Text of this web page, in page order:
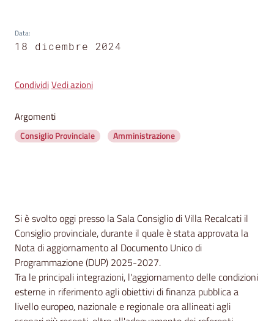
News
Eventi
Seguici
Data:
18 dicembre 2024
CondividiVedi azioni
Argomenti
Consiglio Provinciale Amministrazione
Contenuto
Si è svolto oggi presso la Sala Consiglio di Villa Recalcati il
Consiglio provinciale, durante il quale è stata approvata la
Nota di aggiornamento al Documento Unico di
Programmazione (DUP) 2025-2027.
Tra le principali integrazioni, l'aggiornamento delle condizioni
esterne in riferimento agli obiettivi di finanza pubblica a
livello europeo, nazionale e regionale ora allineati agli